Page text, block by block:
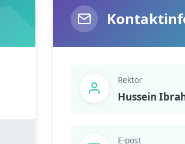
Rektor
Hussein
E-post